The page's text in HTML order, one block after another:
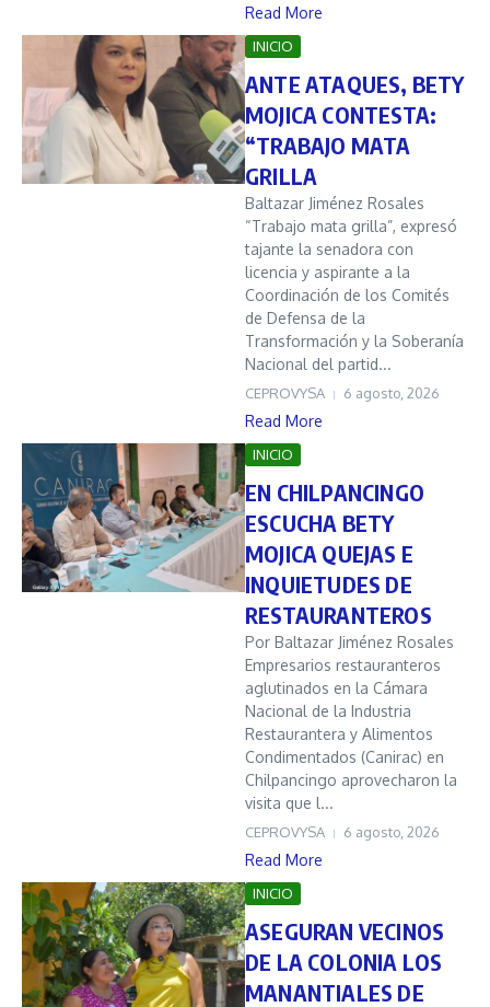
Read More
INICIO
ANTE ATAQUES, BETY
MOJICA CONTESTA:
“TRABAJO MATA
GRILLA
Baltazar Jiménez Rosales
“Trabajo mata grilla”, expresó
tajante la senadora con
licencia y aspirante a la
Coordinación de los Comités
de Defensa de la
Transformación y la Soberanía
Nacional del partid...
CEPROVYSA 6 agosto, 2026
Read More
INICIO
EN CHILPANCINGO
ESCUCHA BETY
MOJICA QUEJAS E
INQUIETUDES DE
RESTAURANTEROS
Por Baltazar Jiménez Rosales
Empresarios restauranteros
aglutinados en la Cámara
Nacional de la Industria
Restaurantera y Alimentos
Condimentados (Canirac) en
Chilpancingo aprovecharon la
visita que l...
CEPROVYSA 6 agosto, 2026
Read More
INICIO
ASEGURAN VECINOS
DE LA COLONIA LOS
MANANTIALES DE